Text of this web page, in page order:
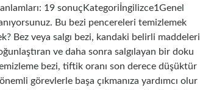
19 sonuçKategoriİngilizce1Genel
Bu bezi pencereleri temizlemek
Bez veya salgı bezi, kandaki belirli maddeleri
ve daha sonra salgılayan bir doku
bezi, tiftik oranı son derece düşüktür
görevlerle başa çıkmanıza yardımcı olur